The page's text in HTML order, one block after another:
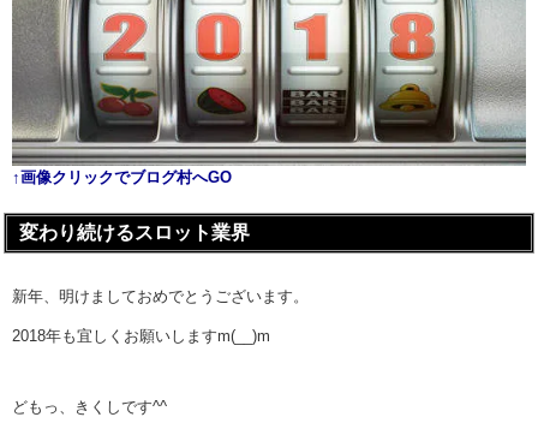
↑画像クリックでブログ村へGO
変わり続けるスロット業界
新年、明けましておめでとうございます。
2018年も宜しくお願いしますm(__)m
どもっ、きくしです^^